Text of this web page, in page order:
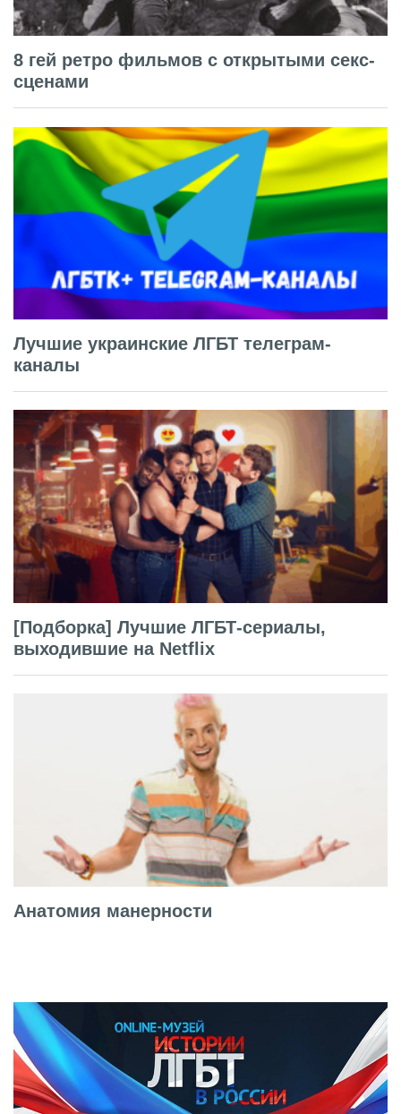
8 гей ретро фильмов с открытыми секс-
сценами
Лучшие украинские ЛГБТ телеграм-
каналы
[Подборка] Лучшие ЛГБТ-сериалы,
выходившие на Netflix
Анатомия манерности